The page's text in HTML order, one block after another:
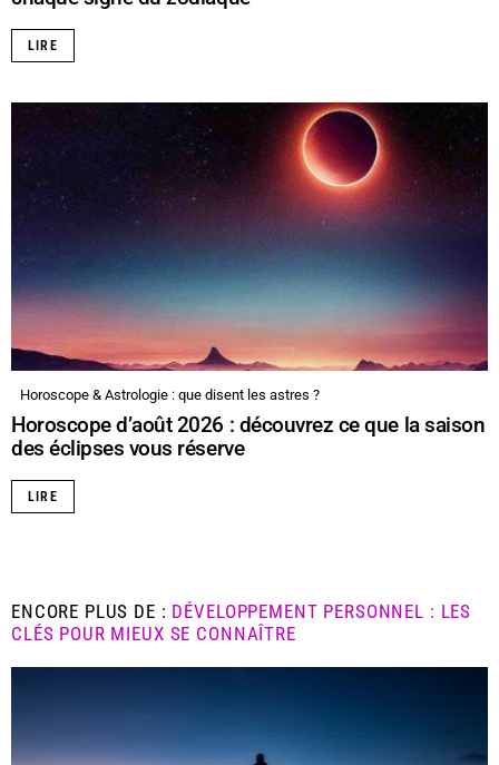
LIRE
Horoscope & Astrologie : que disent les astres ?
Horoscope d’août 2026 : découvrez ce que la saison
des éclipses vous réserve
LIRE
ENCORE PLUS DE : DÉVELOPPEMENT PERSONNEL : LES
CLÉS POUR MIEUX SE CONNAÎTRE